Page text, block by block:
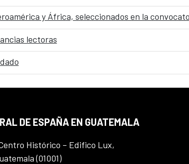
y África, seleccionados en la
lectoras
DE ESPAÑA EN GUATEMALA
Histórico – Edifico Lux,
(01001)